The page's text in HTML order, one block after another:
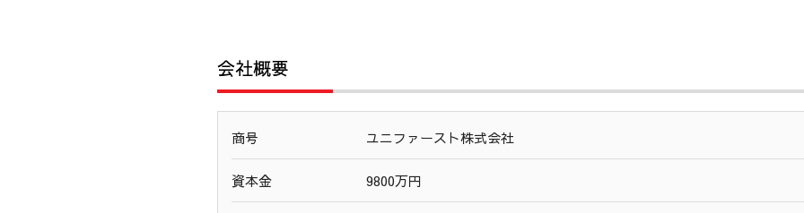
会社概要
商号 ユニファースト株式会社
資本金 9800万円